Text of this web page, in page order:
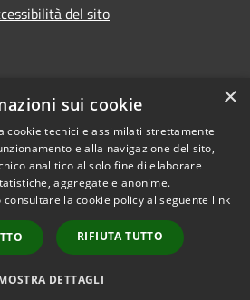
del sito
conformità
Copyright © 2026 • Town of •
Municipium
Admin access
×
sui cookie
cookie tecnici e assimilati strettamente
e alla navigazione del sito,
analitico al solo fine di elaborare
aggregate e anonime.
la cookie policy al seguente link
RIFIUTA TUTTO
DETTAGLI